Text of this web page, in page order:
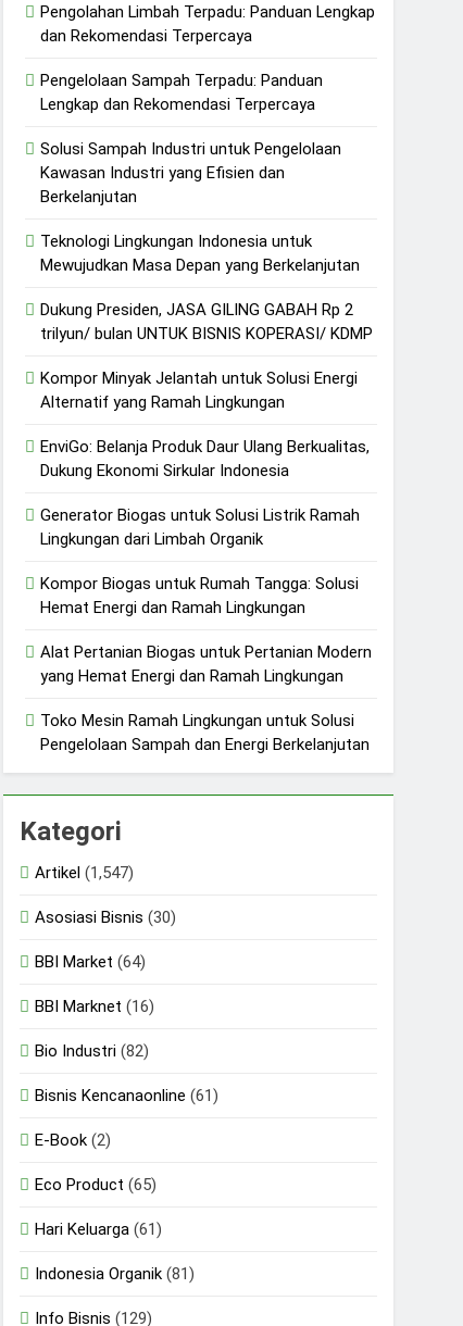
Pengolahan Limbah Terpadu: Panduan Lengkap
dan Rekomendasi Terpercaya
Pengelolaan Sampah Terpadu: Panduan
Lengkap dan Rekomendasi Terpercaya
Solusi Sampah Industri untuk Pengelolaan
Kawasan Industri yang Efisien dan
Berkelanjutan
Teknologi Lingkungan Indonesia untuk
Mewujudkan Masa Depan yang Berkelanjutan
Dukung Presiden, JASA GILING GABAH Rp 2
trilyun/ bulan UNTUK BISNIS KOPERASI/ KDMP
Kompor Minyak Jelantah untuk Solusi Energi
Alternatif yang Ramah Lingkungan
EnviGo: Belanja Produk Daur Ulang Berkualitas,
Dukung Ekonomi Sirkular Indonesia
Generator Biogas untuk Solusi Listrik Ramah
Lingkungan dari Limbah Organik
Kompor Biogas untuk Rumah Tangga: Solusi
Hemat Energi dan Ramah Lingkungan
Alat Pertanian Biogas untuk Pertanian Modern
yang Hemat Energi dan Ramah Lingkungan
Toko Mesin Ramah Lingkungan untuk Solusi
Pengelolaan Sampah dan Energi Berkelanjutan
Kategori
Artikel (1,547)
Asosiasi Bisnis (30)
BBI Market (64)
BBI Marknet (16)
Bio Industri (82)
Bisnis Kencanaonline (61)
E-Book (2)
Eco Product (65)
Hari Keluarga (61)
Indonesia Organik (81)
Info Bisnis (129)